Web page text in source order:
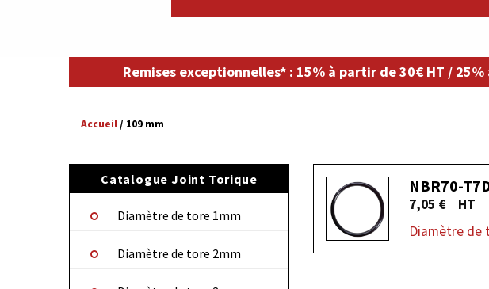
Remises exceptionnelles* : 15% à partir de 30€ HT /
Accueil / 109 mm
Catalogue Joint Torique
Diamètre de tore 1mm
Diamètre de tore 2mm
NBR70-
7,05 €
Diamètre de